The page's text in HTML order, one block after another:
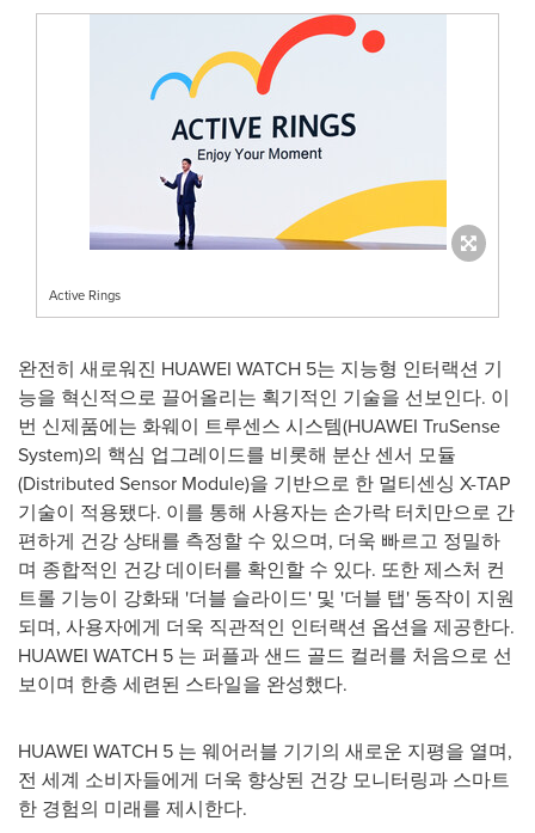
Active Rings
완전히 새로워진 HUAWEI WATCH 5는 지능형 인터랙션 기
능을 혁신적으로 끌어올리는 획기적인 기술을 선보인다. 이
번 신제품에는 화웨이 트루센스 시스템(HUAWEI TruSense
System)의 핵심 업그레이드를 비롯해 분산 센서 모듈
(Distributed Sensor Module)을 기반으로 한 멀티센싱 X-TAP
기술이 적용됐다. 이를 통해 사용자는 손가락 터치만으로 간
편하게 건강 상태를 측정할 수 있으며, 더욱 빠르고 정밀하
며 종합적인 건강 데이터를 확인할 수 있다. 또한 제스처 컨
트롤 기능이 강화돼 '더블 슬라이드' 및 '더블 탭' 동작이 지원
되며, 사용자에게 더욱 직관적인 인터랙션 옵션을 제공한다.
HUAWEI WATCH 5 는 퍼플과 샌드 골드 컬러를 처음으로 선
보이며 한층 세련된 스타일을 완성했다.
HUAWEI WATCH 5 는 웨어러블 기기의 새로운 지평을 열며,
전 세계 소비자들에게 더욱 향상된 건강 모니터링과 스마트
한 경험의 미래를 제시한다.